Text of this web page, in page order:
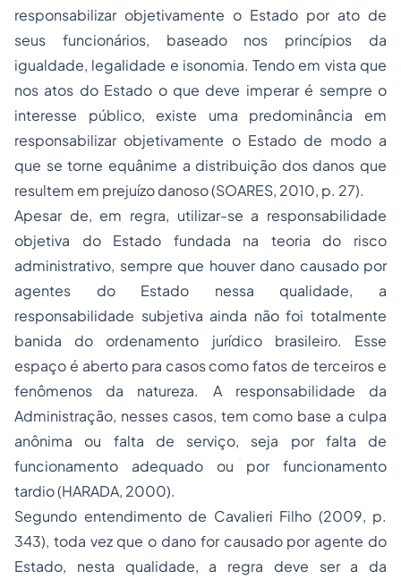
responsabilizar objetivamente o Estado por ato de
seus funcionários, baseado nos princípios da
igualdade, legalidade e isonomia. Tendo em vista que
nos atos do Estado o que deve imperar é sempre o
interesse público, existe uma predominância em
responsabilizar objetivamente o Estado de modo a
que se torne equânime a distribuição dos danos que
resultem em prejuízo danoso (SOARES, 2010, p. 27).
Apesar de, em regra, utilizar-se a responsabilidade
objetiva do Estado fundada na teoria do risco
administrativo, sempre que houver dano causado por
agentes do Estado nessa qualidade, a
responsabilidade subjetiva ainda não foi totalmente
banida do ordenamento jurídico brasileiro. Esse
espaço é aberto para casos como fatos de terceiros e
fenômenos da natureza. A responsabilidade da
Administração, nesses casos, tem como base a culpa
anônima ou falta de serviço, seja por falta de
funcionamento adequado ou por funcionamento
tardio (HARADA, 2000).
Segundo entendimento de Cavalieri Filho (2009, p.
343), toda vez que o dano for causado por agente do
Estado, nesta qualidade, a regra deve ser a da